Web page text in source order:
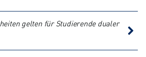
gelten für Studierende dualer